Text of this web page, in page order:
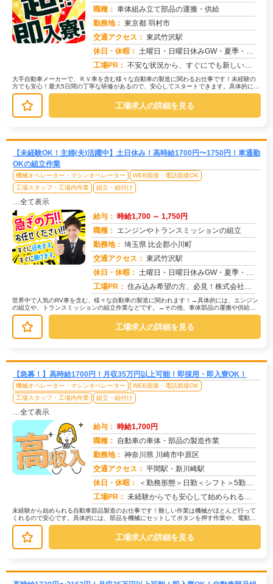
職種： 車体組み立て部品の運搬・供給
勤務地： 東京都 羽村市
交通アクセス： 東武竹沢駅
休日・休暇： 土曜日・日曜日休みGW・夏季・年末年始休暇あり
工場PR： 不安な状況から、すぐにでも新しい生活を始めたいあなたへ。株式会社京栄センターでは、応募から最短翌日勤務開始が可能で...
大手自動車メーカーで、ＲＶ車を含む様々な自動車の製造に関わるお仕事です！未経験の
方でも安心！最大5日間の丁寧な研修があるので、安心してスタートできます。具体的に
は、車体組み立て部品の運搬や供給が...
工場求人の詳細を見る
【未経験OK！主婦(夫)活躍中】土日休み！高時給1700円〜1750円！車通勤
OKの組立作業
機械オペレーター・マシンオペレーター
WEB面接・電話面接OK
工場スタッフ・工場内作業
組立・組付け
…全て表示
給与： 時給1,700 ～ 1,750円
職種： エンジンやトランスミッションの組立
勤務地： 埼玉県 比企郡小川町
交通アクセス： 東武竹沢駅
休日・休暇： 土曜日・日曜日休みGW・夏季・年末年始休暇あり
工場PR： 住み込み希望の方、必見！株式会社京栄センターでは、2000人以上の紹介実績があります。→全国2500件以上の格安寮...
世界中で人気のRV車を含む、様々な自動車の製造に関われます！→具体的には、エンジン
の組立や、トランスミッションの組立作業などです。→その他、車体部品の運搬や供給、
機械操作、完成品の検査など、あな...
工場求人の詳細を見る
【急募！】高時給1700円！月収35万円以上可能！即採用・即入寮OK！
機械オペレーター・マシンオペレーター
WEB面接・電話面接OK
工場スタッフ・工場内作業
組立・組付け
…全て表示
給与： 時給1,700円
職種： 自動車の車体・部品の製造作業
勤務地： 神奈川県 川崎市中原区
交通アクセス： 平間駅・新川崎駅
休日・休暇：
＜勤務形態＞日勤＜シフト＞5勤２休＜休日＞土日長期休暇GW 夏季 年末年始
工場PR： 未経験からでも安心して始められるお仕事です！→ 経験・学歴・スキルは一切不問です！未経験で活躍している方が多数いま...
未経験から始められる自動車部品製造のお仕事です！難しい作業は機械がほとんど行って
くれるので安心です。具体的には、部品を機械にセットしてボタンを押す作業や、電動ド
ライバーを使って部品を組み付ける作...
工場求人の詳細を見る